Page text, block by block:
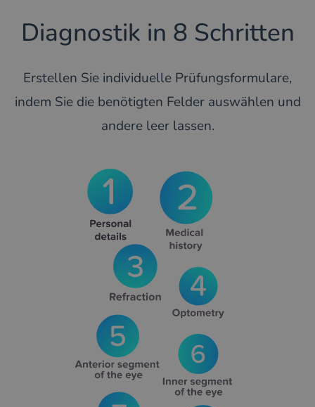
Diagnostik in 8 Schritten
Erstellen Sie individuelle Prüfungsformulare,
indem Sie die benötigten Felder auswählen und
andere leer lassen.